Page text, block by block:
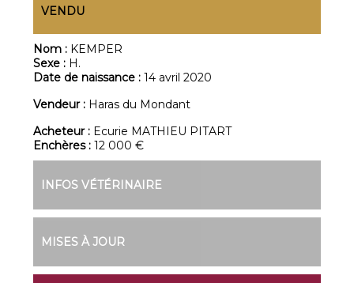
VENDU
Nom : KEMPER
Sexe : H.
Date de naissance :14 avril 2020
Vendeur : Haras du Mondant
Acheteur : Ecurie MATHIEU PITART
Enchères :12 000 €
INFOS VÉTÉRINAIRE
MISES À JOUR